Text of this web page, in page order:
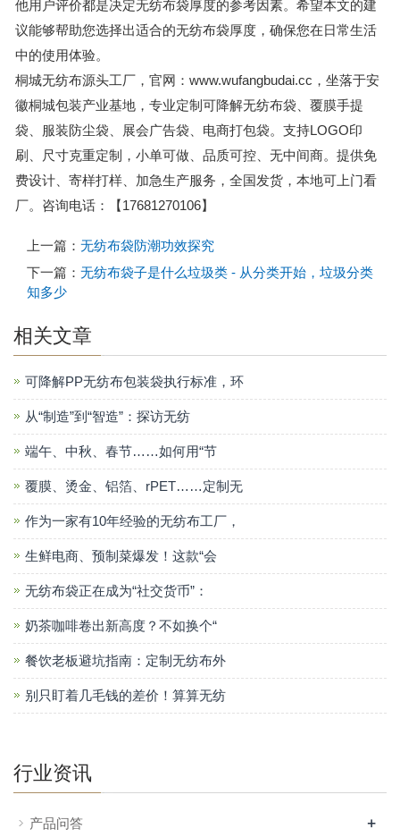
他用户评价都是决定无纺布袋厚度的参考因素。希望本文的建
议能够帮助您选择出适合的无纺布袋厚度，确保您在日常生活
中的使用体验。
桐城无纺布源头工厂，官网：www.wufangbudai.cc，坐落于安
徽桐城包装产业基地，专业定制可降解无纺布袋、覆膜手提
袋、服装防尘袋、展会广告袋、电商打包袋。支持LOGO印
刷、尺寸克重定制，小单可做、品质可控、无中间商。提供免
费设计、寄样打样、加急生产服务，全国发货，本地可上门看
厂。咨询电话：【17681270106】
上一篇： 无纺布袋防潮功效探究
下一篇： 无纺布袋子是什么垃圾类 - 从分类开始，垃圾分类
知多少
相关文章
可降解PP无纺布包装袋执行标准，环
从“制造”到“智造”：探访无纺
端午、中秋、春节……如何用“节
覆膜、烫金、铝箔、rPET……定制无
作为一家有10年经验的无纺布工厂，
生鲜电商、预制菜爆发！这款“会
无纺布袋正在成为“社交货币”：
奶茶咖啡卷出新高度？不如换个“
餐饮老板避坑指南：定制无纺布外
别只盯着几毛钱的差价！算算无纺
行业资讯
产品问答 +